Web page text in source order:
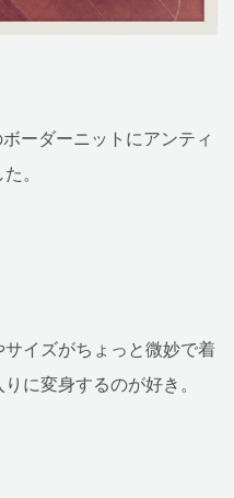
ーダーニットにアンティ
。
イズがちょっと微妙で着
に変身するのが好き。